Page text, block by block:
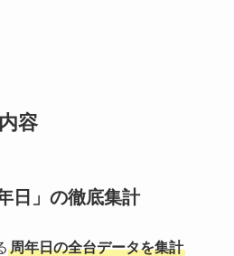
容
日」の徹底集計
周年日の全台データを集計